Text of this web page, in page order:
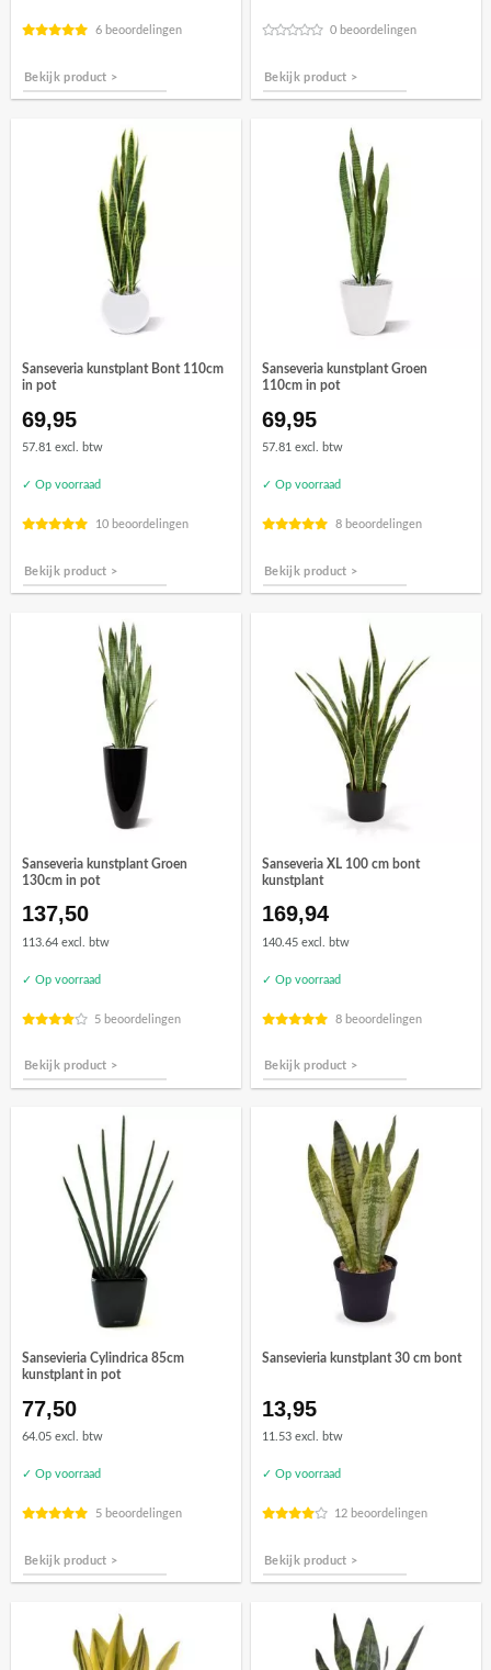
6 beoordelingen
Bekijk product >
0 beoordelingen
Bekijk product >
Sanseveria kunstplant Bont 110cm
in pot
69,95
57.81 excl. btw
✓ Op voorraad
10 beoordelingen
Bekijk product >
Sanseveria kunstplant Groen
110cm in pot
69,95
57.81 excl. btw
✓ Op voorraad
8 beoordelingen
Bekijk product >
Sanseveria kunstplant Groen
130cm in pot
137,50
113.64 excl. btw
✓ Op voorraad
5 beoordelingen
Bekijk product >
Sanseveria XL 100 cm bont
kunstplant
169,94
140.45 excl. btw
✓ Op voorraad
8 beoordelingen
Bekijk product >
Sansevieria Cylindrica 85cm
kunstplant in pot
77,50
64.05 excl. btw
✓ Op voorraad
5 beoordelingen
Bekijk product >
Sansevieria kunstplant 30 cm bont
13,95
11.53 excl. btw
✓ Op voorraad
12 beoordelingen
Bekijk product >